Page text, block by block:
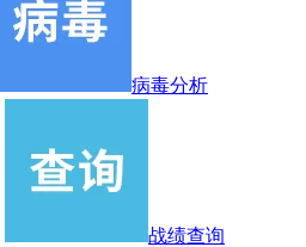
病毒分析
战绩查询